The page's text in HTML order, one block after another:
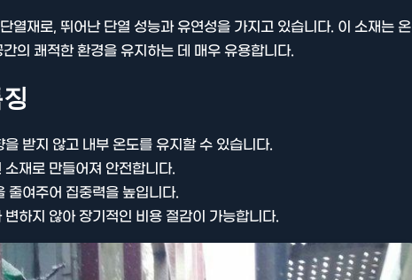
열재로, 뛰어난 단열 성능과 유연성을 가지고 있습니다. 이 소재는 온
의 쾌적한 환경을 유지하는 데 매우 유용합니다.
받지 않고 내부 온도를 유지할 수 있습니다.
재로 만들어져 안전합니다.
줄여주어 집중력을 높입니다.
하지 않아 장기적인 비용 절감이 가능합니다.